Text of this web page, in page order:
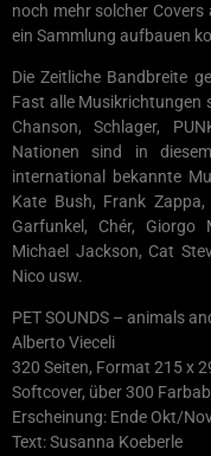
noch mehr solcher
ein Sammlung aufbauen
Die Zeitliche Bandbreite
Fast alle Musikrichtungen
Chanson, Schlager,
Nationen sind in
international bekannte
Kate Bush, Frank
Garfunkel, Chér, Giorgo
Michael Jackson, Cat
Nico usw.
PET SOUNDS – animals
Alberto Vieceli
320 Seiten, Format 215 x
Softcover, über 300
Erscheinung: Ende Okt/
Text: Susanna Koeberle